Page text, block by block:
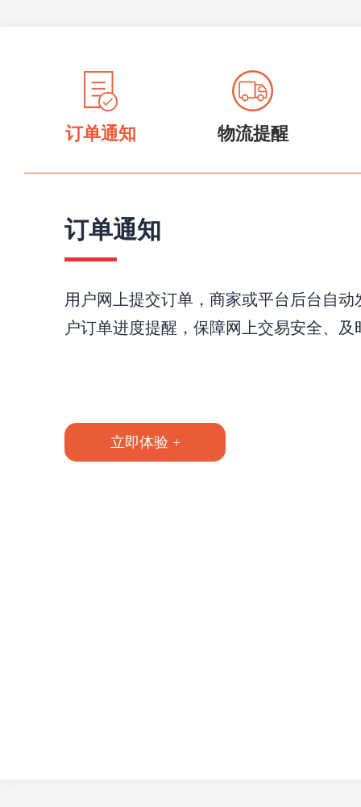
订单通知 物流提醒
订单通知
用户网上提交订单，商家或平台后台自动
户订单进度提醒，保障网上交易安全、及
立即体验 +